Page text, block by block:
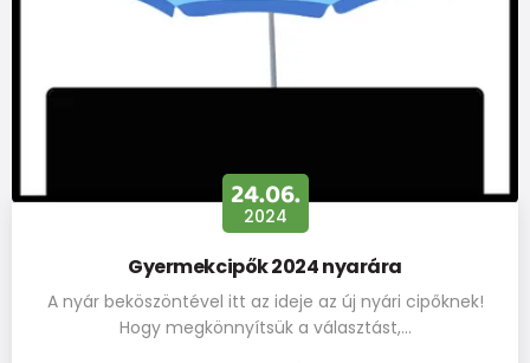
24.06.
2024
Gyermekcipők 2024 nyarára
A nyár beköszöntével itt az ideje az új nyári cipőknek!
Hogy megkönnyítsük a választást,…